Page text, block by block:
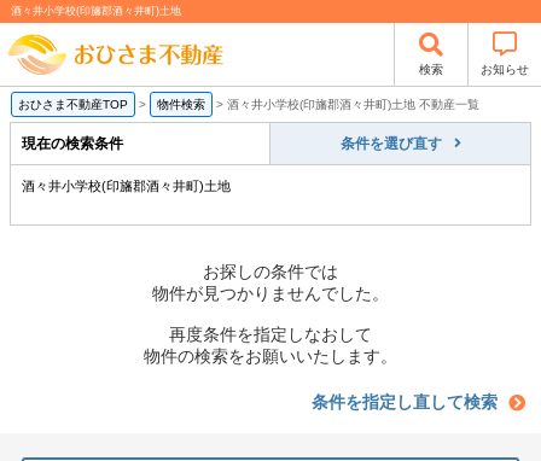
酒々井小学校(印旛郡酒々井町)土地
検索 お知らせ
おひさま不動産TOP > 物件検索 > 酒々井小学校(印旛郡酒々井町)土地 不動産一覧
現在の検索条件 条件を選び直す
酒々井小学校(印旛郡酒々井町)土地
お探しの条件では
物件が見つかりませんでした。
再度条件を指定しなおして
物件の検索をお願いいたします。
条件を指定し直して検索